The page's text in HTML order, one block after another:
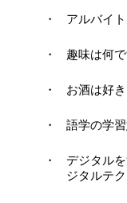
アルバイ
趣味は何
お酒は好
語学の学
デジタル
ジタルテ